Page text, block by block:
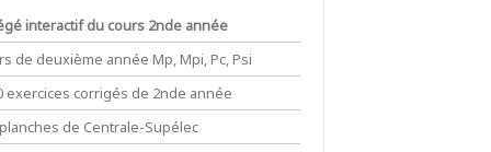
interactif du cours 2nde année
de deuxième année Mp, Mpi, Pc, Psi
exercices corrigés de 2nde année
de Centrale-Supélec